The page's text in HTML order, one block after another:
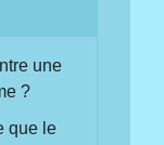
une
?
que le